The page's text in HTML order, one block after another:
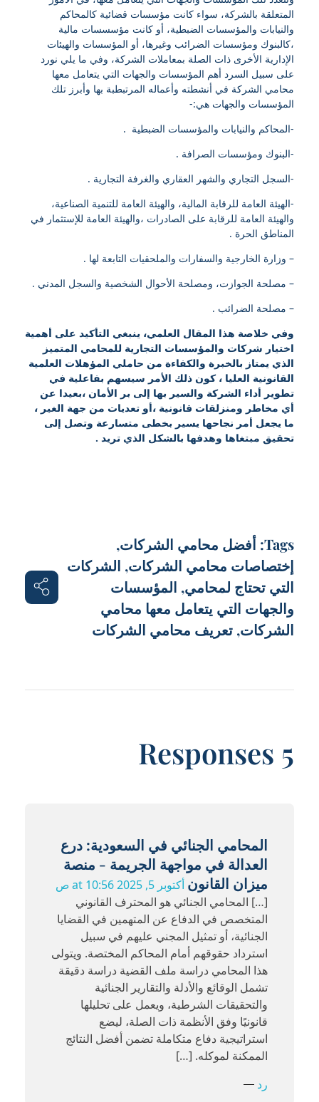
المتعلقة بالشركة، سواء كانت مؤسسات قضائية كالمحاكم
والنيابات والمؤسسات الضبطية، أو كانت مؤسسسات مالية
،كالبنوك ومؤسسات الضرائب وغيرها، أو المؤسسات والهيئات
الإدارية الأخرى ذات الصلة بمعاملات الشركة، وفي ما يلي نورد
على سبيل السرد أهم المؤسسات والجهات التي يتعامل معها
محامي الشركة في أنشطته وأعماله المرتبطبة بها وأبرز تلك
المؤسسات والجهات هي:-
-المحاكم والنيابات والمؤسسات الضبطية .
-البنوك ومؤسسات الصرافة .
-السجل التجاري والشهر العقاري والغرفة التجارية .
-الهيئة العامة للرقابة المالية، والهيئة العامة للتنمية الصناعية،
والهيئة العامة للرقابة على الصادرات ،والهيئة العامة للإستثمار في
المناطق الحرة .
– وزارة الخارجية والسفارات والملحقيات التابعة لها .
– مصلحة الجوازت، ومصلحة الأحوال الشخصية والسجل المدني .
– مصلحة الضرائب .
وفي خلاصة هذا المقال العلمي، ينبغي التأكيد على أهمية
اختيار شركات والمؤسسات التجارية للمحامي المتميز
الذي يمتاز بالخبرة والكفاءة من حاملي المؤهلات العلمية
القانونية العليا ، كون ذلك الأمر سيسهم بفاعلية في
تطوير أداء الشركة والسير بها إلى بر الأمان ،بعيدا عن
أي مخاطر ومنزلقات قانونية ،أو تعديات من جهة الغير ،
ما يجعل أمر نجاحها يسير بخطى متسارعة وتصل إلى
تحقيق مبتغاها وهدفها بالشكل الذي تريد .
Tags: أفضل محامي الشركات,
إختصاصات محامي الشركات, الشركات
التي تحتاج لمحامي, المؤسسات
والجهات التي يتعامل معها محامي
الشركات, تعريف محامي الشركات
5 Responses
المحامي الجنائي في السعودية: درع
العدالة في مواجهة الجريمة - منصة
ميزان القانون أكتوبر 5, 2025 at 10:56 ص
[…] المحامي الجنائي هو المحترف القانوني
المتخصص في الدفاع عن المتهمين في القضايا
الجنائية، أو تمثيل المجني عليهم في سبيل
استرداد حقوقهم أمام المحاكم المختصة. ويتولى
هذا المحامي دراسة ملف القضية دراسة دقيقة
تشمل الوقائع والأدلة والتقارير الجنائية
والتحقيقات الشرطية، ويعمل على تحليلها
قانونيًا وفق الأنظمة ذات الصلة، ليضع
استراتيجية دفاع متكاملة تضمن أفضل النتائج
الممكنة لموكله. […]
رد